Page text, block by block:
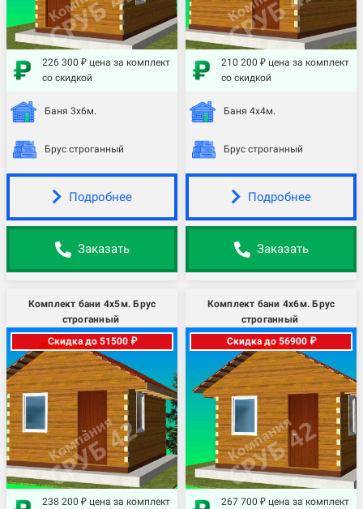
226 300 ₽ цена за комплект
со скидкой
Баня 3х6м.
Брус строганный
Подробнее
Заказать
210 200 ₽ цена за комплект
со скидкой
Баня 4х4м.
Брус строганный
Подробнее
Заказать
Комплект бани 4х5м. Брус
строганный
Скидка до 51500 ₽
238 200 ₽ цена за комплект
Комплект бани 4х6м. Брус
строганный
Скидка до 56900 ₽
267 700 ₽ цена за комплект